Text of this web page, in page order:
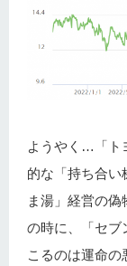
ようやく…「ト
的な「持ち合い
ま湯」経営の
の時に、「セブ
こるのは運命